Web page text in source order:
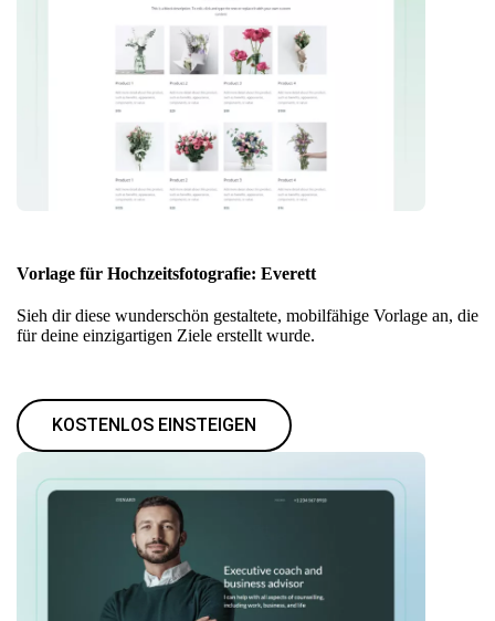
Vorlage für Hochzeitsfotografie: Everett
Sieh dir diese wunderschön gestaltete, mobilfähige Vorlage an, die
für deine einzigartigen Ziele erstellt wurde.
KOSTENLOS EINSTEIGEN